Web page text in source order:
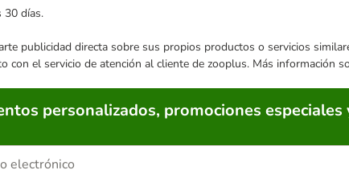
30 días.
publicidad directa sobre sus propios productos o servicios
con el servicio de atención al cliente de zooplus. Más información
personalizados, promociones especiales